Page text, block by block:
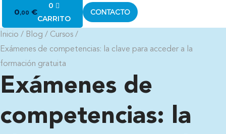
0,00 €
0
CARRITO
CONTACTO
inicio / blog / cursos /
exámenes de competencias: la clave para acceder a la
formación gratuita
Exámenes de
competencias: la